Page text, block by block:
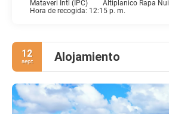
Mataveri Intl (IPC)
Altiplanico Rapa Nui
Hora de recogida: 12:15 p. m.
12
sept Alojamiento